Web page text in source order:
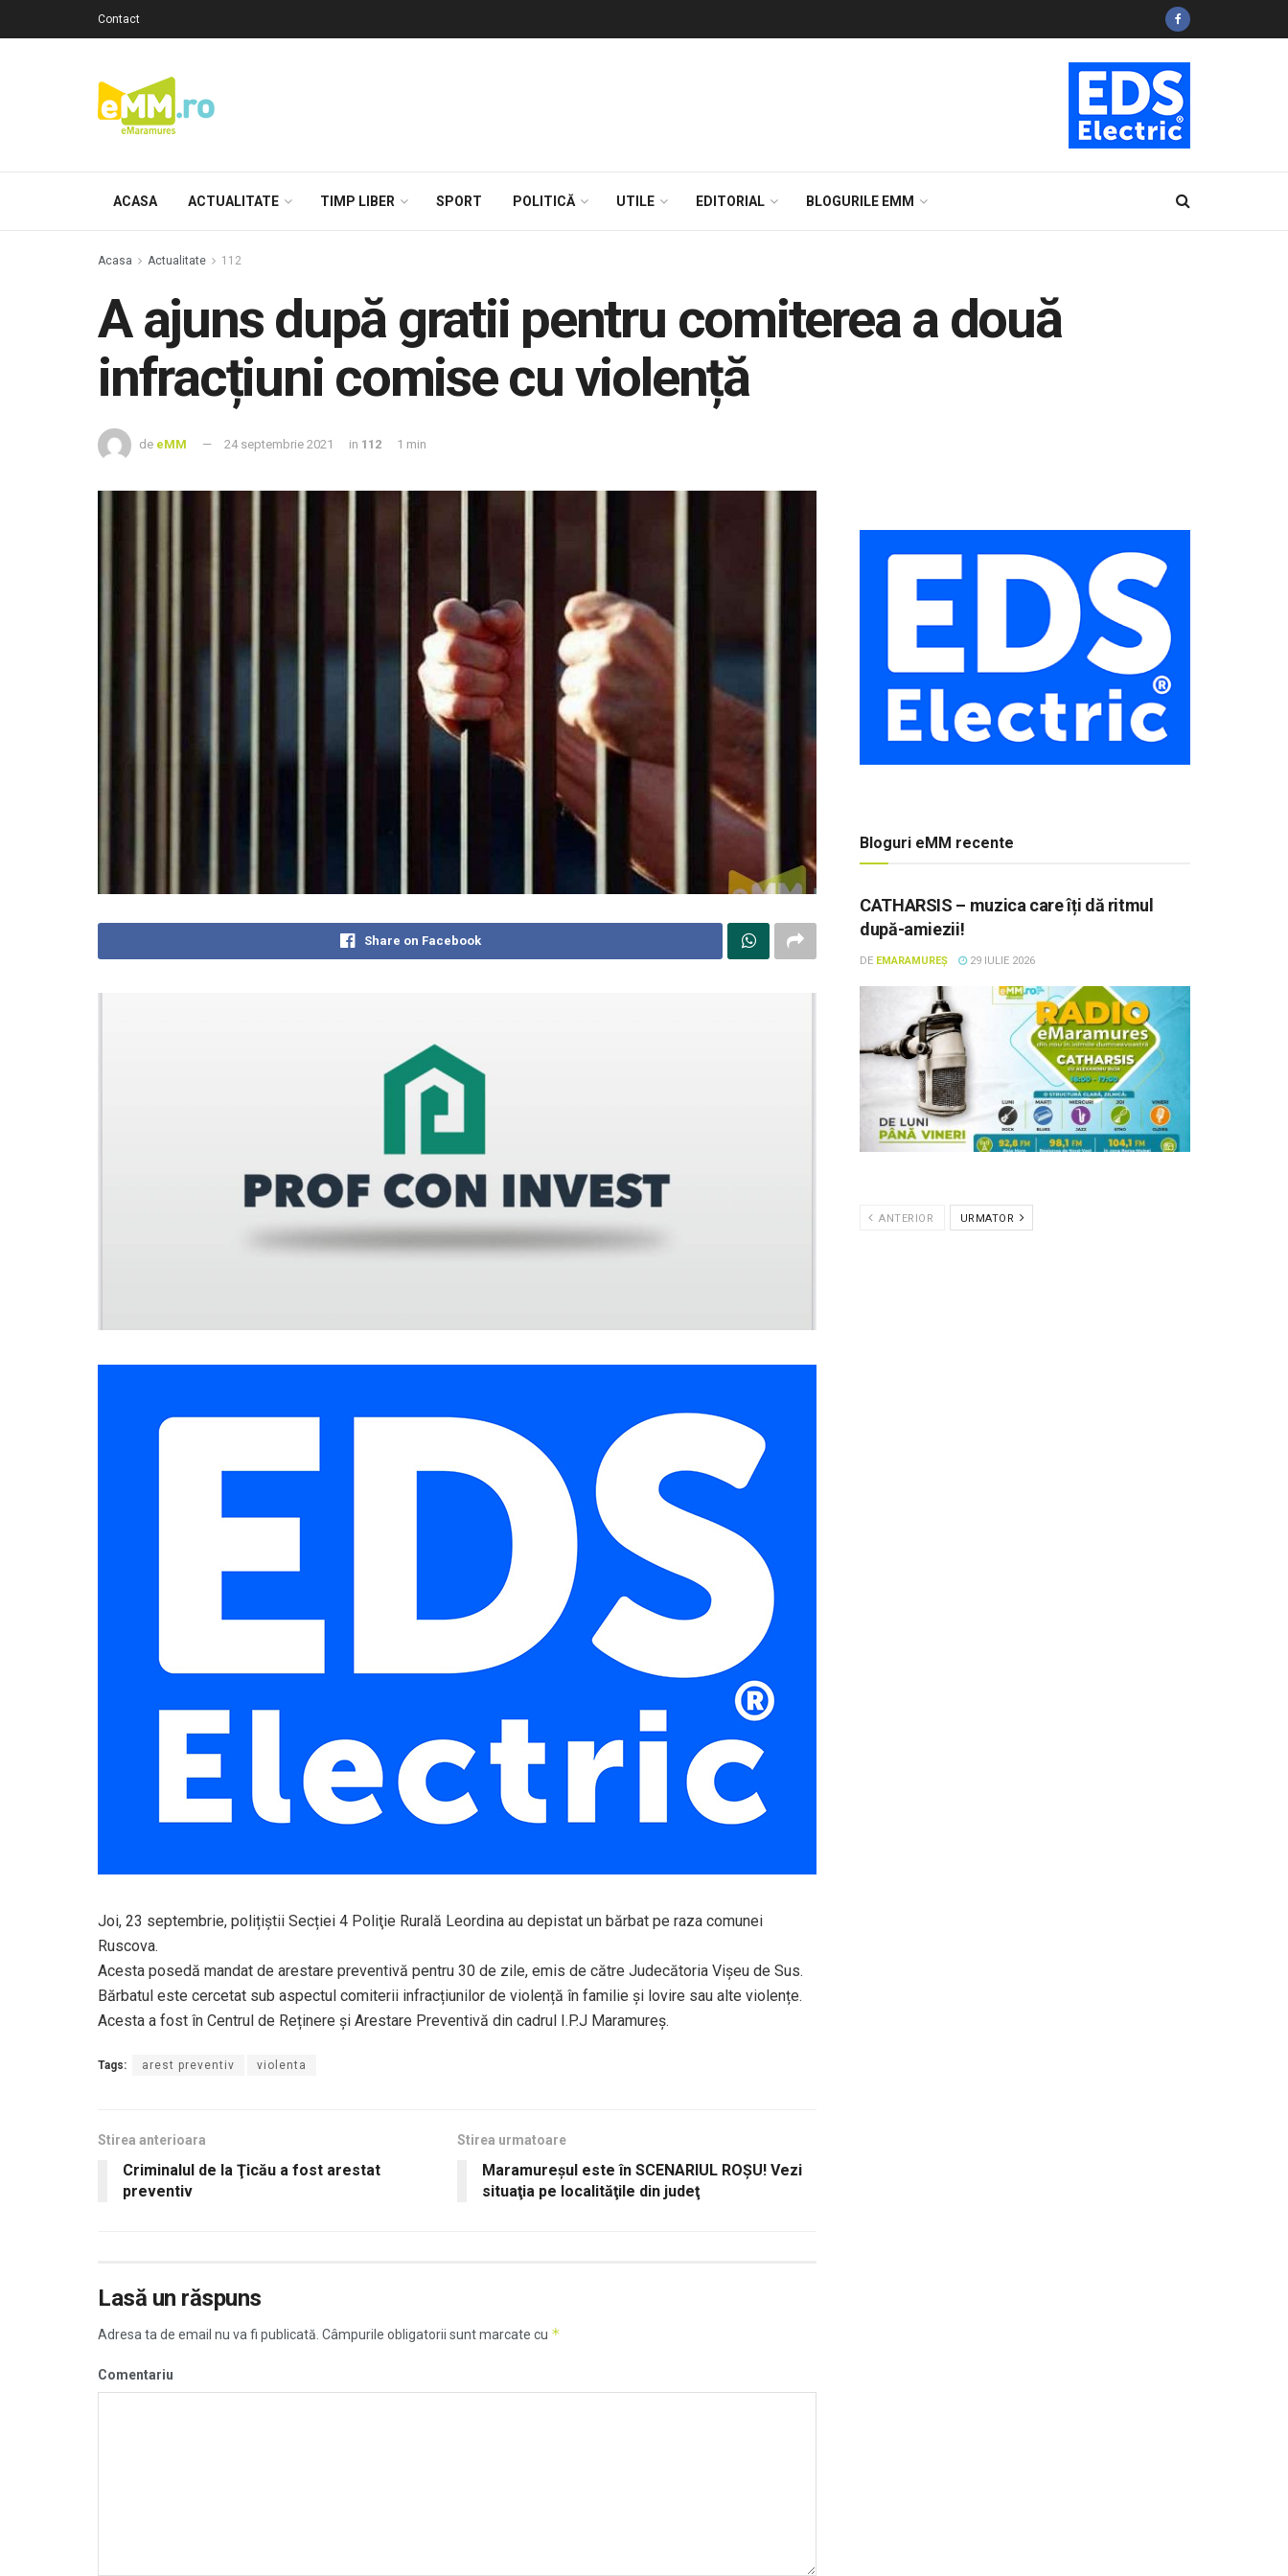
Contact
ACASA ACTUALITATE TIMP LIBER SPORT POLITICĂ UTILE EDITORIAL BLOGURILE EMM
Acasa Actualitate 112
A ajuns după gratii pentru comiterea a două
infracțiuni comise cu violență
de eMM 24 septembrie 2021 in 112 1 min
Share on Facebook
Joi, 23 septembrie, polițiștii Secției 4 Poliţie Rurală Leordina au depistat un bărbat pe raza comunei
Ruscova.
Acesta posedă mandat de arestare preventivă pentru 30 de zile, emis de către Judecătoria Vişeu de Sus.
Bărbatul este cercetat sub aspectul comiterii infracțiunilor de violență în familie și lovire sau alte violențe.
Acesta a fost în Centrul de Reținere și Arestare Preventivă din cadrul I.P.J Maramureş.
Tags: arest preventiv violenta
Stirea anterioara
Criminalul de la Ţicău a fost arestat
preventiv
Stirea urmatoare
Maramureşul este în SCENARIUL ROŞU! Vezi
situaţia pe localităţile din judeţ
Lasă un răspuns
Adresa ta de email nu va fi publicată. Câmpurile obligatorii sunt marcate cu *
Comentariu
Bloguri eMM recente
CATHARSIS – muzica care îți dă ritmul
după-amiezii!
DE EMARAMUREȘ 29 IULIE 2026
ANTERIOR URMATOR